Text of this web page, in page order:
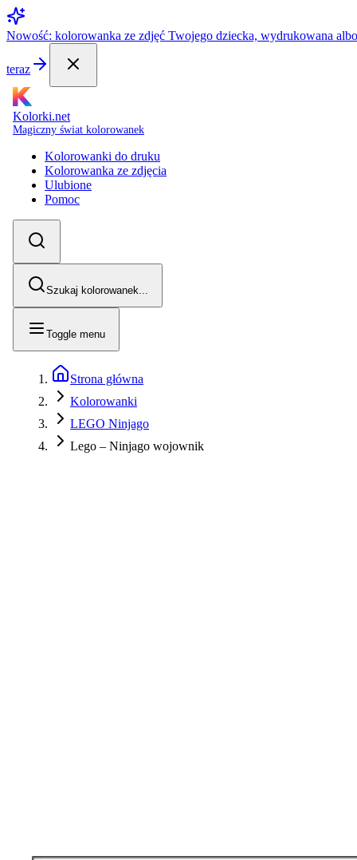
Nowość: kolorowanka ze zdjęć Twojego dziecka, wydrukowana
teraz
Kolorki.net
Magiczny świat kolorowanek
Kolorowanki do druku
Kolorowanka ze zdjęcia
Ulubione
Pomoc
Szukaj kolorowanek...
Toggle menu
Strona główna
Kolorowanki
LEGO Ninjago
Lego – Ninjago wojownik